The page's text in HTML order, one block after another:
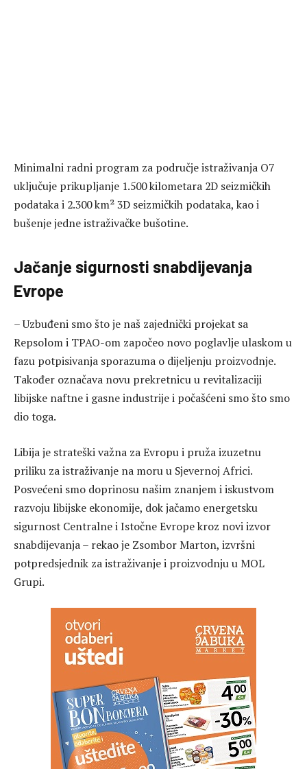
Minimalni radni program za područje istraživanja O7
uključuje prikupljanje 1.500 kilometara 2D seizmičkih
podataka i 2.300 km² 3D seizmičkih podataka, kao i
bušenje jedne istraživačke bušotine.
Jačanje sigurnosti snabdijevanja
Evrope
– Uzbuđeni smo što je naš zajednički projekat sa
Repsolom i TPAO-om započeo novo poglavlje ulaskom u
fazu potpisivanja sporazuma o dijeljenju proizvodnje.
Također označava novu prekretnicu u revitalizaciji
libijske naftne i gasne industrije i počašćeni smo što smo
dio toga.
Libija je strateški važna za Evropu i pruža izuzetnu
priliku za istraživanje na moru u Sjevernoj Africi.
Posvećeni smo doprinosu našim znanjem i iskustvom
razvoju libijske ekonomije, dok jačamo energetsku
sigurnost Centralne i Istočne Evrope kroz novi izvor
snabdijevanja – rekao je Zsombor Marton, izvršni
potpredsjednik za istraživanje i proizvodnju u MOL
Grupi.